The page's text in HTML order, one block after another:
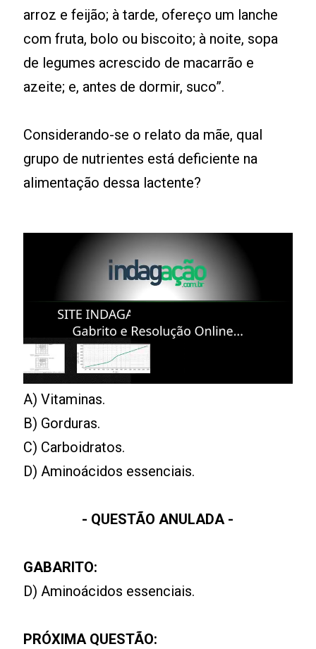
arroz e feijão; à tarde, ofereço um lanche
com fruta, bolo ou biscoito; à noite, sopa
de legumes acrescido de macarrão e
azeite; e, antes de dormir, suco”.
Considerando-se o relato da mãe, qual
grupo de nutrientes está deficiente na
alimentação dessa lactente?
A) Vitaminas.
B) Gorduras.
C) Carboidratos.
D) Aminoácidos essenciais.
- QUESTÃO ANULADA -
GABARITO:
D) Aminoácidos essenciais.
PRÓXIMA QUESTÃO: